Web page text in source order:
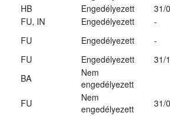
HB Engedélyezett
31/
FU, IN Engedélyezett
-
FU Engedélyezett
-
FU Engedélyezett
31/
BA
Nem
engedélyezett
FU
Nem
engedélyezett
31/